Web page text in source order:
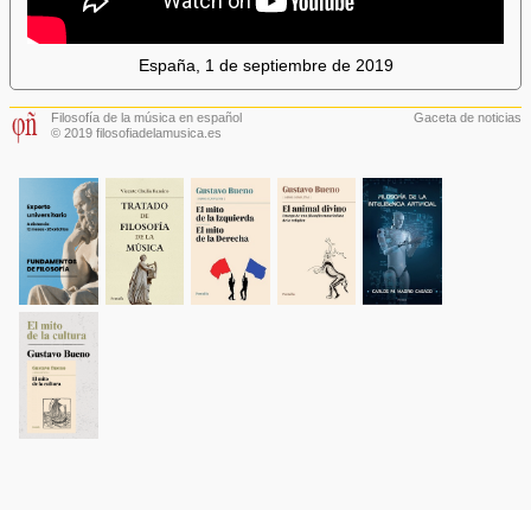
España, 1 de septiembre de 2019
Filosofía de la música en español
© 2019 filosofiadelamusica.es
Gaceta de noticias